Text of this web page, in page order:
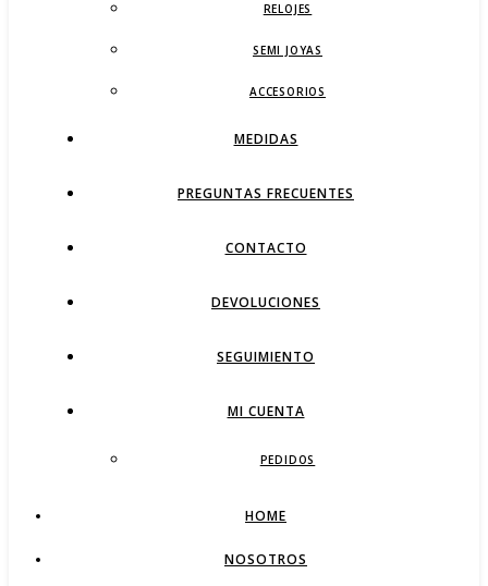
RELOJES
SEMI JOYAS
ACCESORIOS
MEDIDAS
PREGUNTAS FRECUENTES
CONTACTO
DEVOLUCIONES
SEGUIMIENTO
MI CUENTA
PEDIDOS
HOME
NOSOTROS